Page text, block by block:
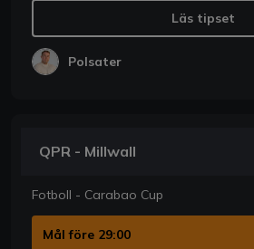
Läs tipset
Polsater
QPR - Millwall
Fotboll - Carabao Cup
Mål före 29:00